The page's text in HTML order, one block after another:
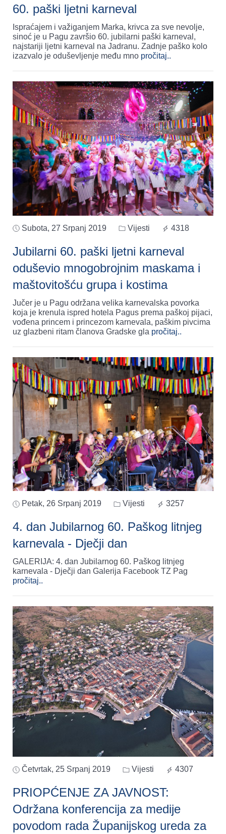
60. paški ljetni karneval
Ispraćajem i važiganjem Marka, krivca za sve nevolje,
sinoć je u Pagu završio 60. jubilarni paški karneval,
najstariji ljetni karneval na Jadranu. Zadnje paško kolo
izazvalo je oduševljenje među mno pročitaj..
Subota, 27 Srpanj 2019 Vijesti 4318
Jubilarni 60. paški ljetni karneval
oduševio mnogobrojnim maskama i
maštovitošću grupa i kostima
Jučer je u Pagu održana velika karnevalska povorka
koja je krenula ispred hotela Pagus prema paškoj pijaci,
vođena princem i princezom karnevala, paškim pivcima
uz glazbeni ritam članova Gradske gla pročitaj..
Petak, 26 Srpanj 2019 Vijesti 3257
4. dan Jubilarnog 60. Paškog litnjeg
karnevala - Dječji dan
GALERIJA: 4. dan Jubilarnog 60. Paškog litnjeg
karnevala - Dječji dan Galerija Facebook TZ Pag
pročitaj..
Četvrtak, 25 Srpanj 2019 Vijesti 4307
PRIOPĆENJE ZA JAVNOST:
Održana konferencija za medije
povodom rada Županijskog ureda za